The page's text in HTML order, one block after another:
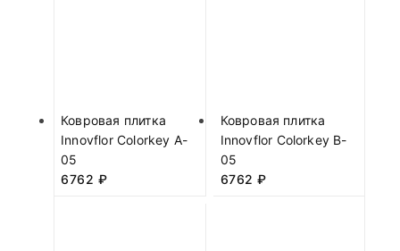
Ковровая плитка
Innovflor Colorkey A-
05
6762 ₽
Ковровая плитка
Innovflor Colorkey B-
05
6762 ₽